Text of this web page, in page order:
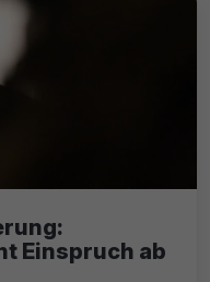
Einspruch ab